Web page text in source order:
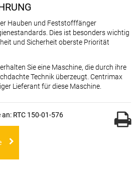
Hauben und Feststofffänger
Dies ist besonders wichtig
und Sicherheit oberste Priorität
erhalten Sie eine Maschine, die durch ihre
Technik überzeugt. Centrimax
Lieferant für diese Maschine.
RTC 150-01-576